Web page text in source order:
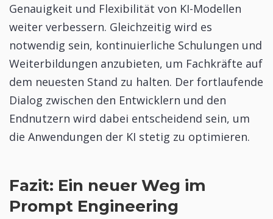
Genauigkeit und Flexibilität von KI-Modellen
weiter verbessern. Gleichzeitig wird es
notwendig sein, kontinuierliche Schulungen und
Weiterbildungen anzubieten, um Fachkräfte auf
dem neuesten Stand zu halten. Der fortlaufende
Dialog zwischen den Entwicklern und den
Endnutzern wird dabei entscheidend sein, um
die Anwendungen der KI stetig zu optimieren.
Fazit: Ein neuer Weg im
Prompt Engineering